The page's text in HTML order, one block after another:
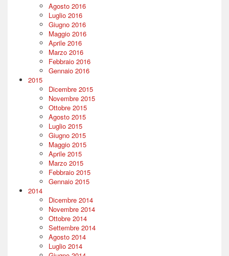
Agosto 2016
Luglio 2016
Giugno 2016
Maggio 2016
Aprile 2016
Marzo 2016
Febbraio 2016
Gennaio 2016
2015
Dicembre 2015
Novembre 2015
Ottobre 2015
Agosto 2015
Luglio 2015
Giugno 2015
Maggio 2015
Aprile 2015
Marzo 2015
Febbraio 2015
Gennaio 2015
2014
Dicembre 2014
Novembre 2014
Ottobre 2014
Settembre 2014
Agosto 2014
Luglio 2014